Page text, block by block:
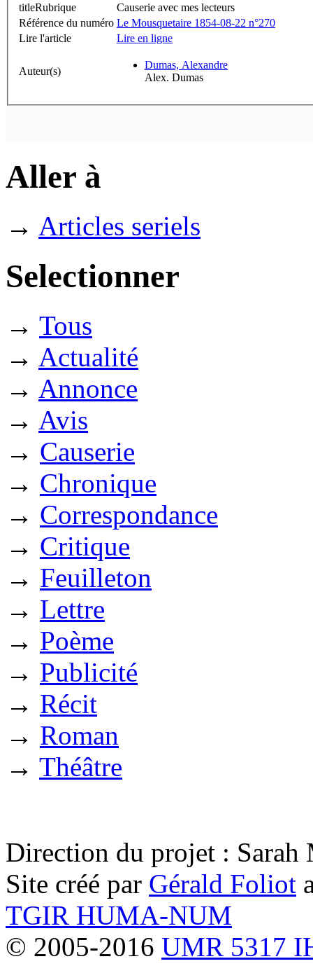
titleRubrique
Causerie avec mes lecteurs
Référence du numéro Le Mousquetaire 1854-08-22 n°270
Lire l'article
Lire en ligne
Auteur(s)
Dumas, Alexandre
Alex. Dumas
Aller à
→ Articles seriels
Selectionner
→ Tous
→ Actualité
→ Annonce
→ Avis
→ Causerie
→ Chronique
→ Correspondance
→ Critique
→ Feuilleton
→ Lettre
→ Poème
→ Publicité
→ Récit
→ Roman
→ Théâtre
Direction du projet : Sarah
Site créé par Gérald Foliot
TGIR HUMA-NUM
© 2005-2016 UMR 5317